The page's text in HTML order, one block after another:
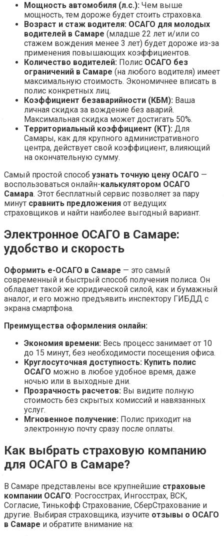
Мощность автомобиля (л.с.): Чем выше
мощность, тем дороже будет стоить страховка.
Возраст и стаж водителя: ОСАГО для молодых
водителей в Самаре (младше 22 лет и/или со
стажем вождения менее 3 лет) будет дороже из-за
применения повышающих коэффициентов.
Количество водителей: Полис ОСАГО без
ограничений в Самаре (на любого водителя) имеет
максимальную стоимость. Экономичнее вписать в
полис конкретных лиц.
Коэффициент безаварийности (КБМ): Ваша
личная скидка за вождение без аварий.
Максимальная скидка может достигать 50%.
Территориальный коэффициент (КТ): Для
Самары, как для крупного административного
центра, действует свой коэффициент, влияющий
на окончательную сумму.
Самый простой способ узнать точную цену ОСАГО —
воспользоваться онлайн-калькулятором ОСАГО
Самара. Этот бесплатный сервис позволяет за пару
минут сравнить предложения от ведущих
страховщиков и найти наиболее выгодный вариант.
Электронное ОСАГО в Самаре:
удобство и скорость
Оформить е-ОСАГО в Самаре — это самый
современный и быстрый способ получения полиса. Он
обладает такой же юридической силой, как и бумажный
аналог, и его можно предъявить инспектору ГИБДД с
экрана смартфона.
Преимущества оформления онлайн:
Экономия времени: Весь процесс занимает от 10
до 15 минут, без необходимости посещения офиса.
Круглосуточная доступность: Купить полис
ОСАГО можно в любое удобное время, даже
ночью или в выходные дни.
Прозрачность расчетов: Вы видите полную
стоимость без скрытых комиссий и навязанных
услуг.
Мгновенное получение: Полис приходит на
электронную почту сразу после оплаты.
Как выбрать страховую компанию
для ОСАГО в Самаре?
В Самаре представлены все крупнейшие страховые
компании ОСАГО: Росгосстрах, Ингосстрах, ВСК,
Согласие, Тинькофф Страхование, СберСтрахование и
другие. Выбирая страховщика, изучите отзывы о ОСАГО
в Самаре и обратите внимание на: